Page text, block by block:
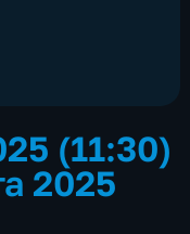
(11:30)
2025